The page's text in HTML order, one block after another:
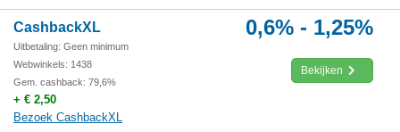
CashbackXL
Uitbetaling: Geen minimum
Webwinkels: 1438
Gem. cashback: 79,6%
+ € 2,50
Bezoek CashbackXL
0,6% - 1,25%
Bekijken